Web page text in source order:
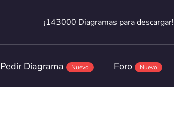
¡143000 Diagramas para descargar!
¡143000 Diagramas para descargar!
Pedir Diagrama Nuevo Foro Nuevo